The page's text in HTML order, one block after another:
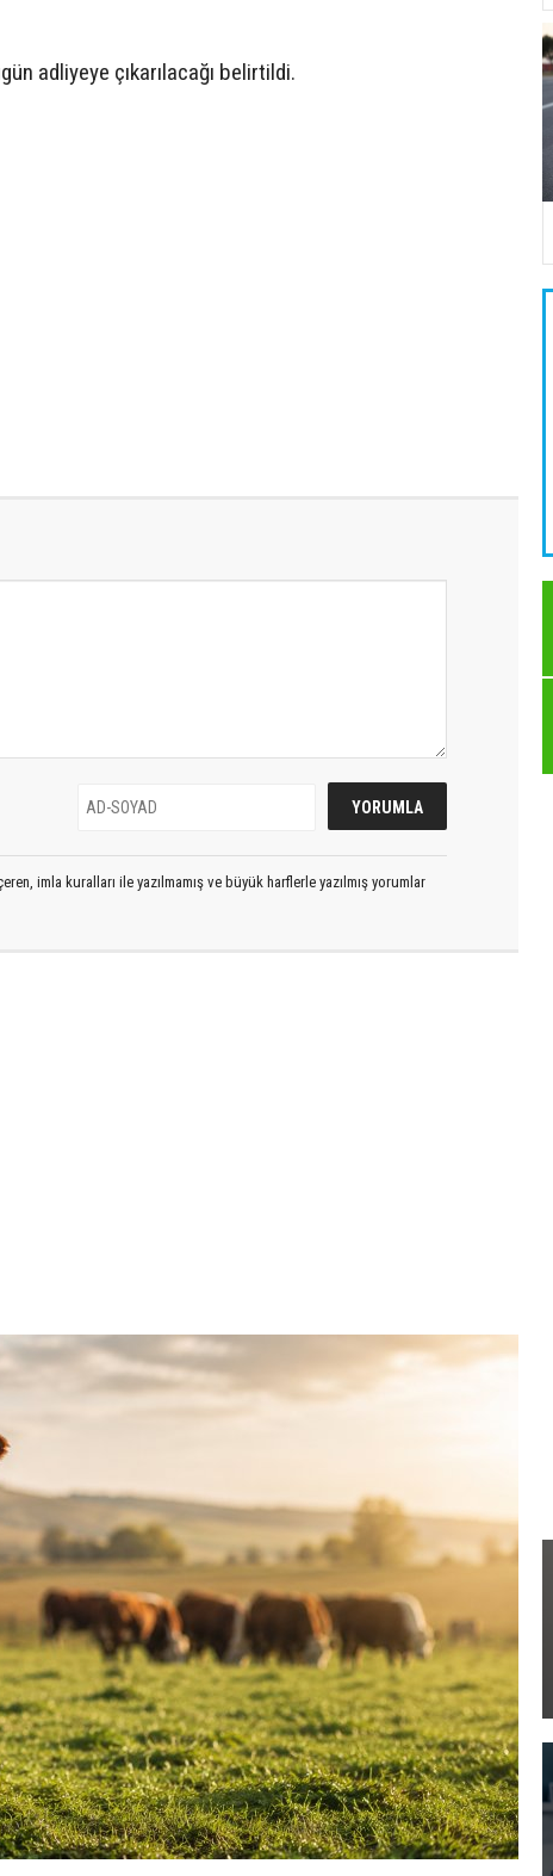
adliyeye çıkarılacağı belirtildi.
imla kuralları ile yazılmamış ve büyük harflerle yazılmış yorumlar